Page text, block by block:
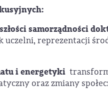
samorządności
uczelni, reprezentacji
i energetyki
oraz zmiany